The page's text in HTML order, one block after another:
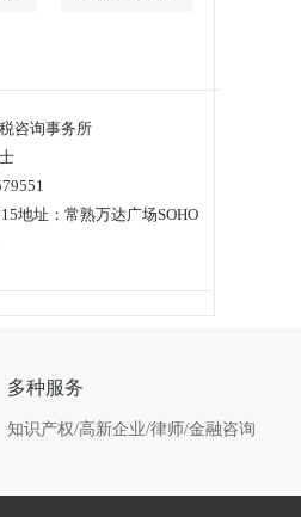
咨询事务所
地址：常熟万达广场SOHO
多种服务
知识产权/高新企业/律师/金融咨询